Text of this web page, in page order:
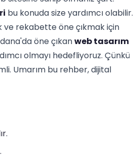
bu konuda size yardımcı olabilir.
ve rekabette öne çıkmak için
öne çıkanweb tasarım
olmayı hedefliyoruz. Çünkü
Umarım bu rehber, dijital